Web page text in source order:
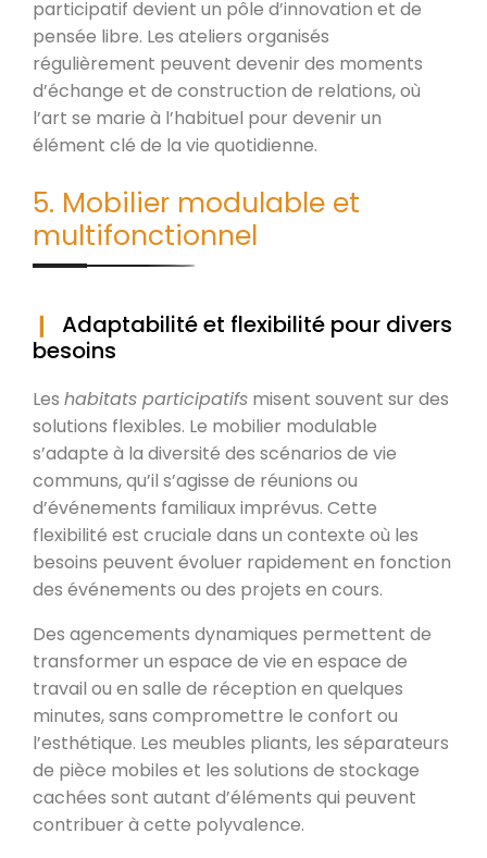
participatif devient un pôle d’innovation et de
pensée libre. Les ateliers organisés
régulièrement peuvent devenir des moments
d’échange et de construction de relations, où
l’art se marie à l’habituel pour devenir un
élément clé de la vie quotidienne.
5. Mobilier modulable et
multifonctionnel
Adaptabilité et flexibilité pour divers
besoins
Les habitats participatifs misent souvent sur des
solutions flexibles. Le mobilier modulable
s’adapte à la diversité des scénarios de vie
communs, qu’il s’agisse de réunions ou
d’événements familiaux imprévus. Cette
flexibilité est cruciale dans un contexte où les
besoins peuvent évoluer rapidement en fonction
des événements ou des projets en cours.
Des agencements dynamiques permettent de
transformer un espace de vie en espace de
travail ou en salle de réception en quelques
minutes, sans compromettre le confort ou
l’esthétique. Les meubles pliants, les séparateurs
de pièce mobiles et les solutions de stockage
cachées sont autant d’éléments qui peuvent
contribuer à cette polyvalence.